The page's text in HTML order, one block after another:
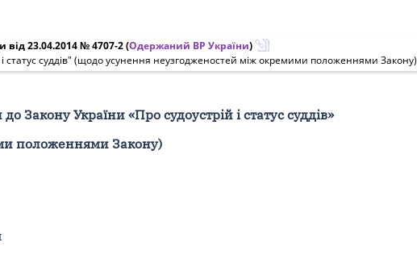
від 23.04.2014 № 4707-2(Одержаний ВР України)
статус суддів" (щодо усунення неузгодженостей між окремими положеннями Закону)